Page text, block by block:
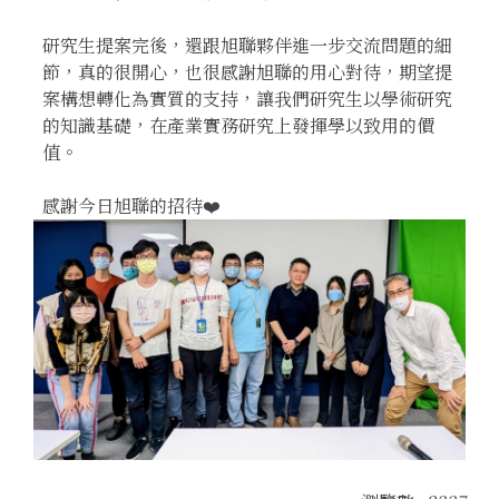
研究生提案完後，還跟旭聯夥伴進一步交流問題的細
節，真的很開心，也很感謝旭聯的用心對待，期望提
案構想轉化為實質的支持，讓我們研究生以學術研究
的知識基礎，在產業實務研究上發揮學以致用的價
值。
感謝今日旭聯的招待❤️